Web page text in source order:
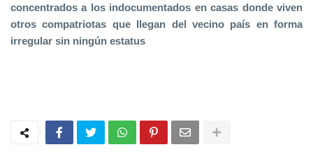
concentrados a los indocumentados en casas donde viven
otros compatriotas que llegan del vecino país en forma
irregular sin ningún estatus